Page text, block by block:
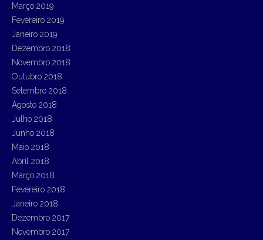
Março 2019
Fevereiro 2019
Janeiro 2019
Dezembro 2018
Novembro 2018
Outubro 2018
Setembro 2018
Agosto 2018
Julho 2018
Junho 2018
Maio 2018
Abril 2018
Março 2018
Fevereiro 2018
Janeiro 2018
Dezembro 2017
Novembro 2017